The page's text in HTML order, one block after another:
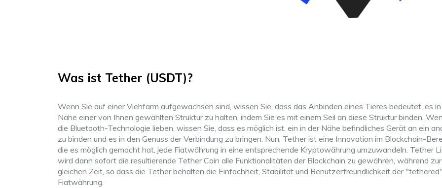
Was ist Tether (USDT)?
Wenn Sie auf einer Viehfarm aufgewachsen sind, wissen Sie, dass das Anbinden eines Tieres bedeutet, es
Nähe einer von Ihnen gewählten Struktur zu halten, indem Sie es mit einem Seil an diese Struktur binden.
die Bluetooth-Technologie lieben, wissen Sie, dass es möglich ist, ein in der Nähe befindliches Gerät an ein
zu binden und es in den Genuss der Verbindung zu bringen. Nun, Tether ist eine Innovation im Blockchain-
die es möglich gemacht hat, jede Fiatwährung in eine entsprechende Kryptowährung umzuwandeln. Tether
wird dann sofort die resultierende Tether Coin alle Funktionalitäten der Blockchain zu gewähren, während zur
gleichen Zeit, so dass die Tether behalten die Einfachheit, Stabilität und Benutzerfreundlichkeit der "tethered"
Fiatwährung.